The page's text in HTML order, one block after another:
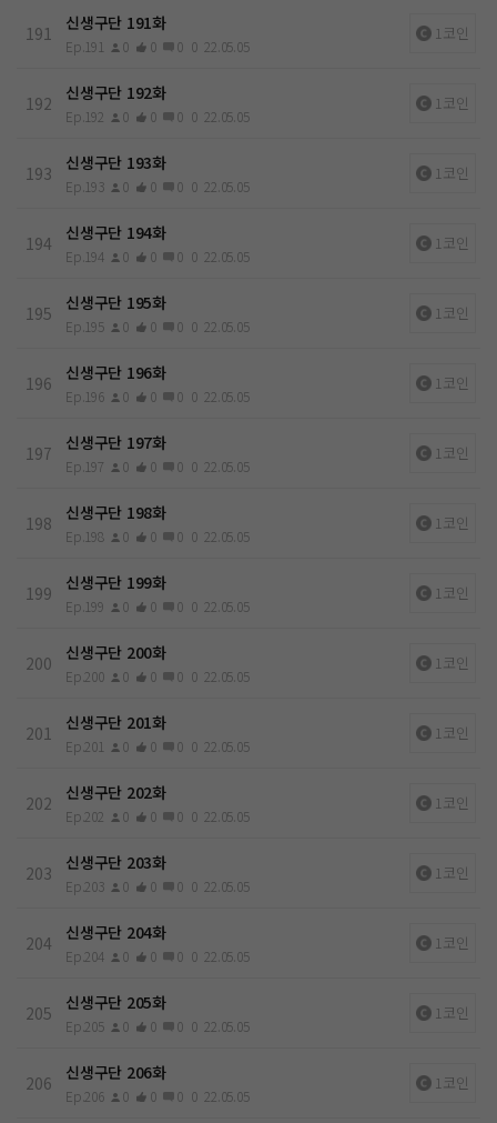
191 신생구단 191화
Ep.191 0 0 0 0 22.05.05
1코인
192 신생구단 192화
Ep.192 0 0 0 0 22.05.05
1코인
193 신생구단 193화
Ep.193 0 0 0 0 22.05.05
1코인
194 신생구단 194화
Ep.194 0 0 0 0 22.05.05
1코인
195 신생구단 195화
Ep.195 0 0 0 0 22.05.05
1코인
196 신생구단 196화
Ep.196 0 0 0 0 22.05.05
1코인
197 신생구단 197화
Ep.197 0 0 0 0 22.05.05
1코인
198 신생구단 198화
Ep.198 0 0 0 0 22.05.05
1코인
199 신생구단 199화
Ep.199 0 0 0 0 22.05.05
1코인
200 신생구단 200화
Ep.200 0 0 0 0 22.05.05
1코인
201 신생구단 201화
Ep.201 0 0 0 0 22.05.05
1코인
202 신생구단 202화
Ep.202 0 0 0 0 22.05.05
1코인
203 신생구단 203화
Ep.203 0 0 0 0 22.05.05
1코인
204 신생구단 204화
Ep.204 0 0 0 0 22.05.05
1코인
205 신생구단 205화
Ep.205 0 0 0 0 22.05.05
1코인
206 신생구단 206화
Ep.206 0 0 0 0 22.05.05
1코인